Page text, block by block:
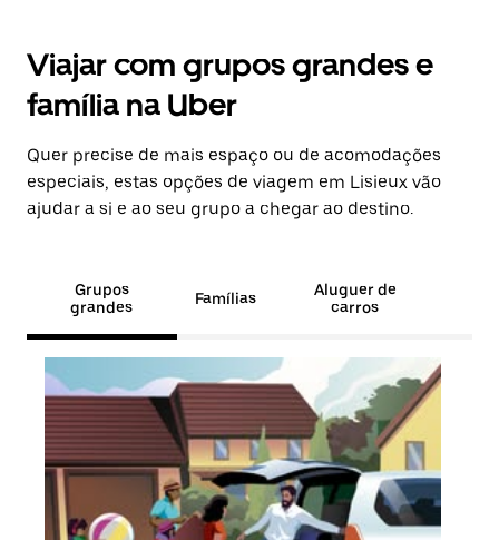
Viajar com grupos grandes e
família na Uber
Quer precise de mais espaço ou de acomodações
especiais, estas opções de viagem em Lisieux vão
ajudar a si e ao seu grupo a chegar ao destino.
Grupos
grandes
Famílias
Aluguer de
carros